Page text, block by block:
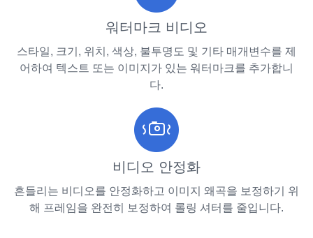
워터마크 비디오
스타일, 크기, 위치, 색상, 불투명도 및 기타 매개변수를 제
어하여 텍스트 또는 이미지가 있는 워터마크를 추가합니
다.
비디오 안정화
흔들리는 비디오를 안정화하고 이미지 왜곡을 보정하기 위
해 프레임을 완전히 보정하여 롤링 셔터를 줄입니다.